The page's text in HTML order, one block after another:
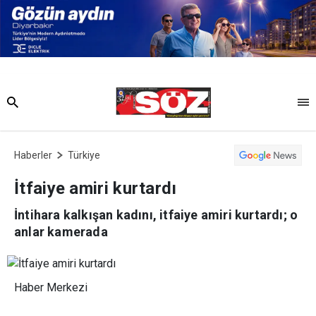
Haberler Türkiye
İtfaiye amiri kurtardı
İntihara kalkışan kadını, itfaiye amiri kurtardı; o
anlar kamerada
Haber Merkezi